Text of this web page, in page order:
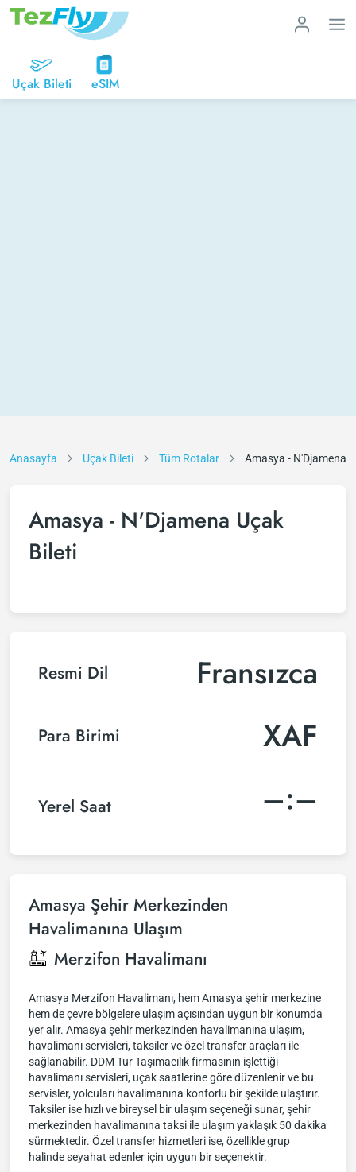
Uçak Bileti eSIM
Anasayfa Uçak Bileti Tüm Rotalar Amasya - N'Djamena
Amasya - N'Djamena Uçak
Bileti
Resmi Dil Fransızca
Para Birimi XAF
Yerel Saat –:–
Amasya Şehir Merkezinden
Havalimanına Ulaşım
Merzifon Havalimanı
Amasya Merzifon Havalimanı, hem Amasya şehir merkezine
hem de çevre bölgelere ulaşım açısından uygun bir konumda
yer alır. Amasya şehir merkezinden havalimanına ulaşım,
havalimanı servisleri, taksiler ve özel transfer araçları ile
sağlanabilir. DDM Tur Taşımacılık firmasının işlettiği
havalimanı servisleri, uçak saatlerine göre düzenlenir ve bu
servisler, yolcuları havalimanına konforlu bir şekilde ulaştırır.
Taksiler ise hızlı ve bireysel bir ulaşım seçeneği sunar, şehir
merkezinden havalimanına taksi ile ulaşım yaklaşık 50 dakika
sürmektedir. Özel transfer hizmetleri ise, özellikle grup
halinde seyahat edenler için uygun bir seçenektir.